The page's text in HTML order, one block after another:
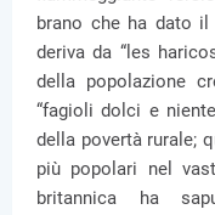
brano che ha dato
deriva da “les
della popolazione
“fagioli dolci e
della povertà rurale;
più popolari nel
britannica ha